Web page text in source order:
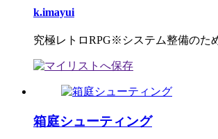
k.imayui
究極レトロRPG※システム整備のた
箱庭シューティング